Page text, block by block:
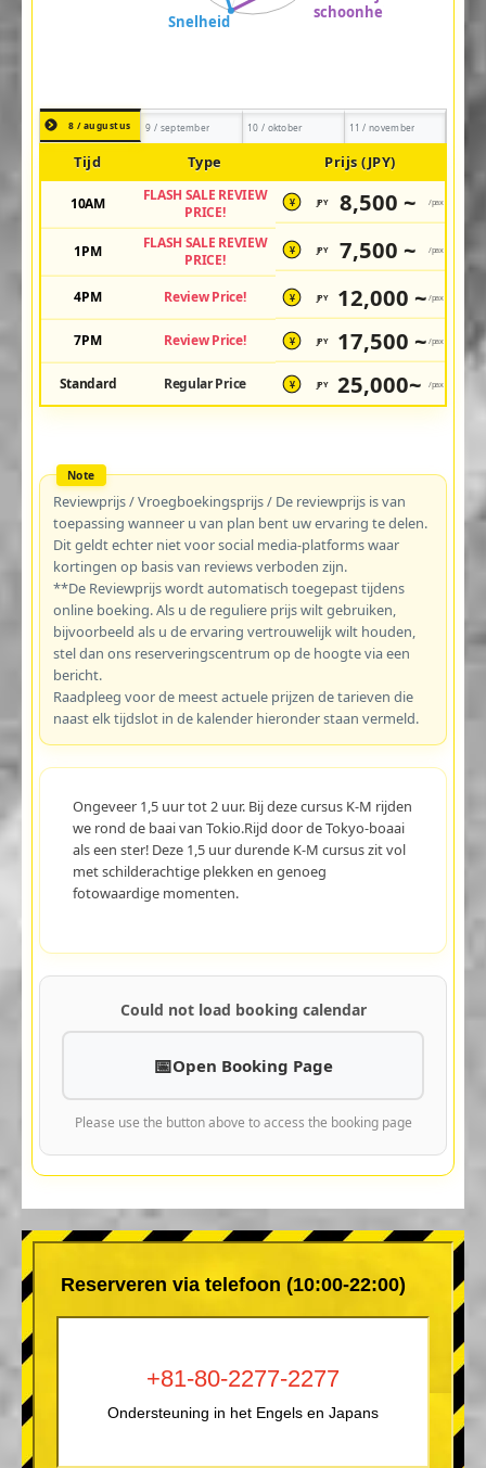
8 / augustus 9 / september 10 / oktober 11 / november
Tijd Type Prijs (JPY)
10AM
FLASH SALE REVIEW
PRICE!
¥ JPY 8,500 ~ /pax
1PM
FLASH SALE REVIEW
PRICE!
¥ JPY 7,500 ~ /pax
4PM Review Price! ¥ JPY 12,000 ~ /pax
7PM Review Price! ¥ JPY 17,500 ~ /pax
Standard Regular Price ¥ JPY 25,000~ /pax
Reviewprijs / Vroegboekingsprijs / De reviewprijs is van
toepassing wanneer u van plan bent uw ervaring te delen.
Dit geldt echter niet voor social media-platforms waar
kortingen op basis van reviews verboden zijn.
**De Reviewprijs wordt automatisch toegepast tijdens
online boeking. Als u de reguliere prijs wilt gebruiken,
bijvoorbeeld als u de ervaring vertrouwelijk wilt houden,
stel dan ons reserveringscentrum op de hoogte via een
bericht.
Raadpleeg voor de meest actuele prijzen de tarieven die
naast elk tijdslot in de kalender hieronder staan vermeld.
Ongeveer 1,5 uur tot 2 uur. Bij deze cursus K-M rijden
we rond de baai van Tokio.Rijd door de Tokyo-boaai
als een ster! Deze 1,5 uur durende K-M cursus zit vol
met schilderachtige plekken en genoeg
fotowaardige momenten.
Could not load booking calendar
Open Booking Page
Please use the button above to access the booking page
Reserveren via telefoon (10:00-22:00)
+81-80-2277-2277
Ondersteuning in het Engels en Japans